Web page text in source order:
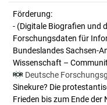
Förderung:
- (Digitale Biografien und
Forschungsdaten für
Bundeslandes Sachsen-
Wissenschaft –
Deutsche
Sinekure? Die
Frieden bis zum Ende